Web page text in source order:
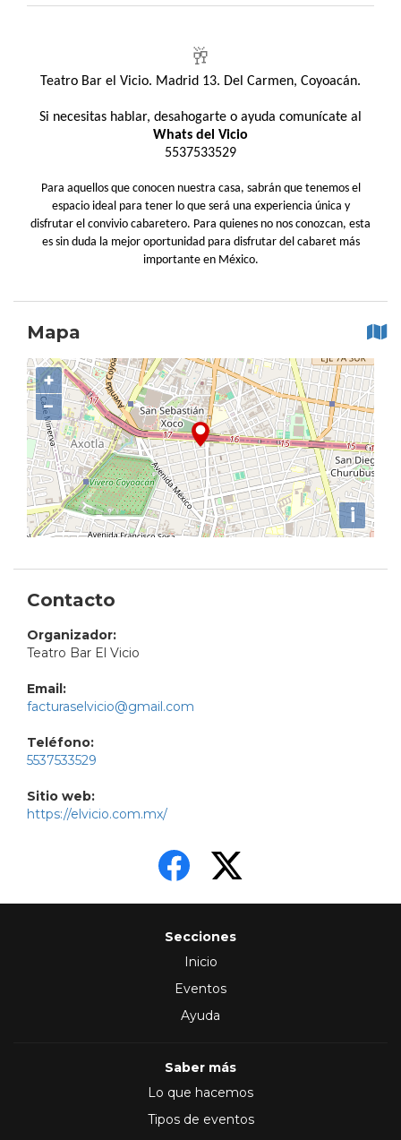
🥂
Teatro Bar el Vicio. Madrid 13. Del Carmen, Coyoacán.
Si necesitas hablar, desahogarte o ayuda comunícate al
Whats del Vicio
5537533529
Para aquellos que conocen nuestra casa, sabrán que tenemos el
espacio ideal para tener lo que será una experiencia única y
disfrutar el convivio cabaretero. Para quienes no nos conozcan, esta
es sin duda la mejor oportunidad para disfrutar del cabaret más
importante en México.
Mapa
+
−
i
Contacto
Organizador:
Teatro Bar El Vicio
Email:
facturaselvicio@gmail.com
Teléfono:
5537533529
Sitio web:
https://elvicio.com.mx/
Secciones
Inicio
Eventos
Ayuda
Saber más
Lo que hacemos
Tipos de eventos